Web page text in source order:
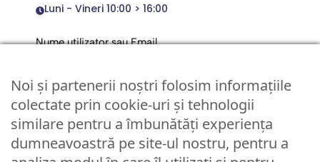
Luni - Vineri 10:00 > 16:00
Nume utilizator sau Email
Parola
Remember Me
Noi și partenerii noștri folosim informațiile
colectate prin cookie-uri și tehnologii
similare pentru a îmbunătăți experiența
dumneavoastră pe site-ul nostru, pentru a